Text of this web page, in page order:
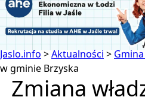
Jaslo.info>Aktualności >
w gminie Brzyska
Zmiana